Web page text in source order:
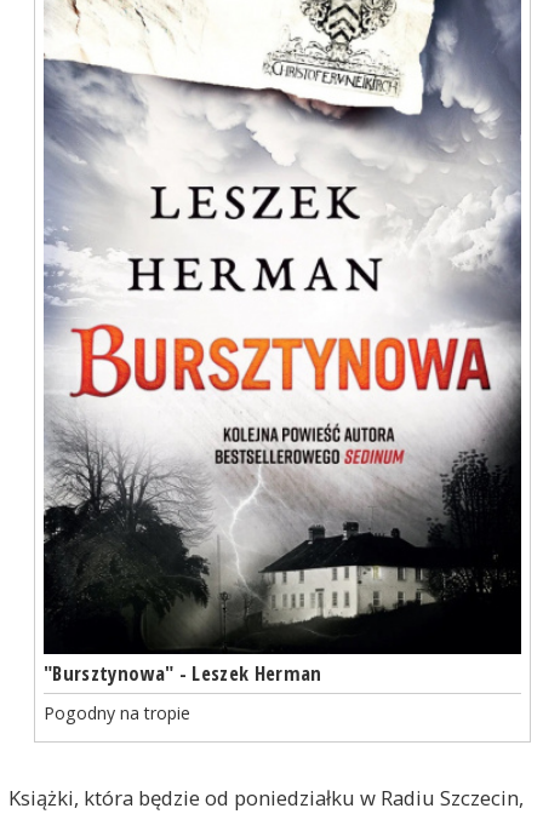
"Bursztynowa" - Leszek Herman
Pogodny na tropie
Książki, która będzie od poniedziałku w Radiu Szczecin,